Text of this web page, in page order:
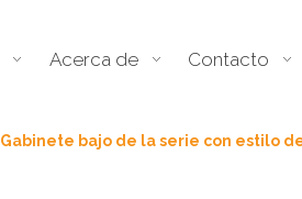
Acerca de Contacto
Gabinete bajo de la serie con estilo